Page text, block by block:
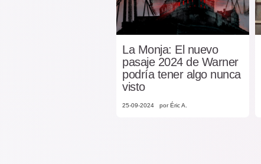
La Monja: El nuevo
pasaje 2024 de Warner
podría tener algo nunca
visto
25-09-2024 por Éric A.